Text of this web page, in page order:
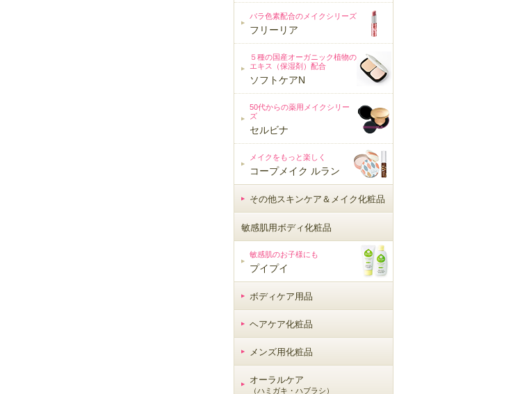
バラ色素配合のメイクシリーズ
フリーリア
５種の国産オーガニック植物の
エキス（保湿剤）配合
ソフトケアN
50代からの薬用メイクシリー
ズ
セルビナ
メイクをもっと楽しく
コープメイク ルラン
その他スキンケア＆メイク化粧品
敏感肌用ボディ化粧品
敏感肌用ボディ化粧品
敏感肌のお子様にも
プイプイ
ボディケア用品
ヘアケア化粧品
メンズ用化粧品
オーラルケア
（ハミガキ・ハブラシ）